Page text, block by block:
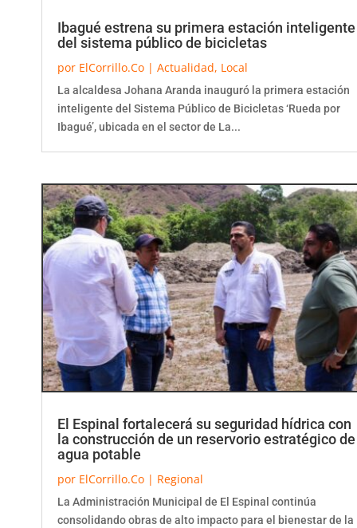
Ibagué estrena su primera estación inteligente
del sistema público de bicicletas
por ElCorrillo.Co | Actualidad, Local
La alcaldesa Johana Aranda inauguró la primera estación
inteligente del Sistema Público de Bicicletas ‘Rueda por
Ibagué’, ubicada en el sector de La...
El Espinal fortalecerá su seguridad hídrica con
la construcción de un reservorio estratégico de
agua potable
por ElCorrillo.Co | Regional
La Administración Municipal de El Espinal continúa
consolidando obras de alto impacto para el bienestar de la